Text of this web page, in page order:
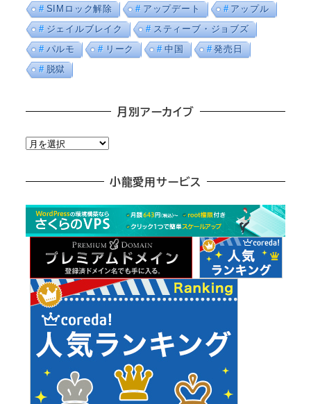
SIMロック解除
アップデート
アップル
ジェイルブレイク
スティーブ・ジョブズ
パルモ
リーク 中国
発売日
脱獄
月別アーカイブ
月
カ
小龍愛用サービス